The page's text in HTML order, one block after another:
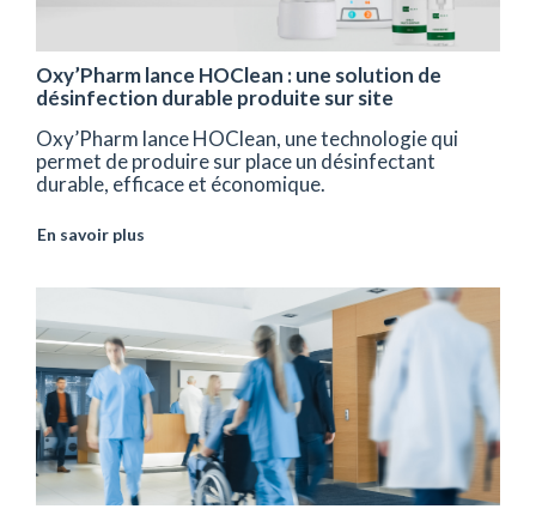
Oxy’Pharm lance HOClean : une solution de
désinfection durable produite sur site
Oxy’Pharm lance HOClean, une technologie qui
permet de produire sur place un désinfectant
durable, efficace et économique.
En savoir plus